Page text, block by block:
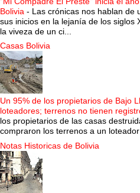
Bolivia - Las crónicas nos hablan de
sus inicios en la lejanía de los siglos
la viveza de un ci...
Casas Bolivia
Un 95% de los propietarios de Bajo
loteadores; terrenos no tienen
los propietarios de las casas
compraron los terrenos a un
Notas Historicas de Bolivia